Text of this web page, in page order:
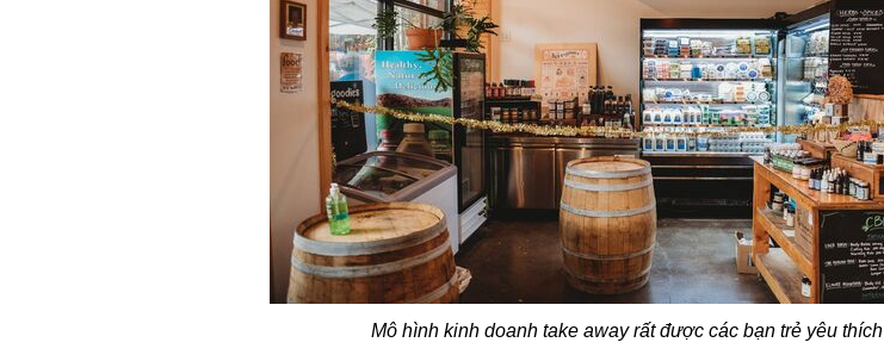
Mô hình kinh doanh take away rất được các bạn trẻ yêu thích